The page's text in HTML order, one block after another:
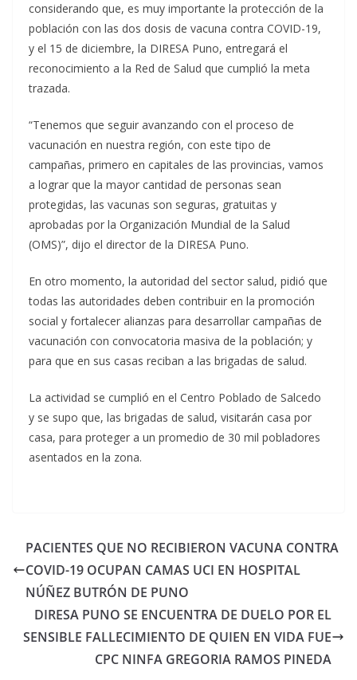
considerando que, es muy importante la protección de la
población con las dos dosis de vacuna contra COVID-19,
y el 15 de diciembre, la DIRESA Puno, entregará el
reconocimiento a la Red de Salud que cumplió la meta
trazada.
“Tenemos que seguir avanzando con el proceso de
vacunación en nuestra región, con este tipo de
campañas, primero en capitales de las provincias, vamos
a lograr que la mayor cantidad de personas sean
protegidas, las vacunas son seguras, gratuitas y
aprobadas por la Organización Mundial de la Salud
(OMS)”, dijo el director de la DIRESA Puno.
En otro momento, la autoridad del sector salud, pidió que
todas las autoridades deben contribuir en la promoción
social y fortalecer alianzas para desarrollar campañas de
vacunación con convocatoria masiva de la población; y
para que en sus casas reciban a las brigadas de salud.
La actividad se cumplió en el Centro Poblado de Salcedo
y se supo que, las brigadas de salud, visitarán casa por
casa, para proteger a un promedio de 30 mil pobladores
asentados en la zona.
PACIENTES QUE NO RECIBIERON VACUNA CONTRA
COVID-19 OCUPAN CAMAS UCI EN HOSPITAL
NÚÑEZ BUTRÓN DE PUNO
DIRESA PUNO SE ENCUENTRA DE DUELO POR EL
SENSIBLE FALLECIMIENTO DE QUIEN EN VIDA FUE
CPC NINFA GREGORIA RAMOS PINEDA